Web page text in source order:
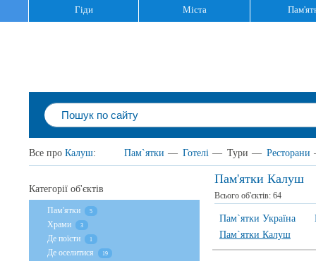
Гіди Міста
Все про Калуш: Пам`ятки — Готелі — Тури — Ресторани
Пам'ятки Калуш
Всього об'єктів: 64
Пам`ятки Україна
Пам`ятки Калуш
Категорії об'єктів
Пам'ятки 5
Храми 3
Де поїсти 1
Де оселитися 19